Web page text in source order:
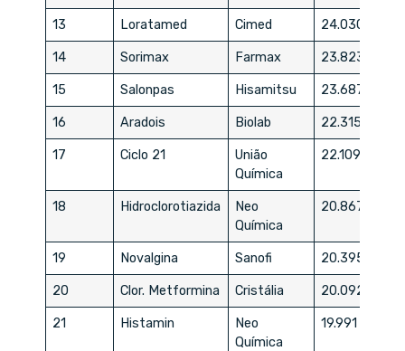
13 Loratamed Cimed 24.030
14 Sorimax Farmax 23.823
15 Salonpas Hisamitsu 23.687
16 Aradois Biolab 22.315
17 Ciclo 21
União
Química
22.109
18 Hidroclorotiazida
Neo
Química
20.867
19 Novalgina Sanofi 20.395
20 Clor. Metformina Cristália 20.092
21 Histamin
Neo
Química
19.991